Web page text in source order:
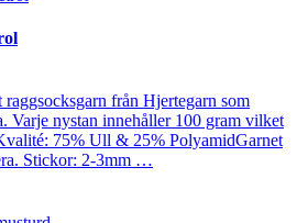
från Hjertegarn som
Varje nystan innehåller 100 gram vilket
75% Ull & 25% PolyamidGarnet
Stickor: 2-3mm …